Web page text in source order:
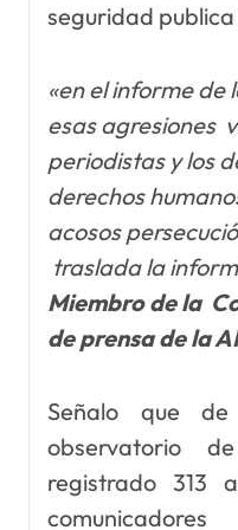
seguridad
«en el informe
esas agresiones
periodistas y los
derechos
acosos
traslada la
Miembro de la
de prensa de la
Señalo que
observatorio
registrado 313